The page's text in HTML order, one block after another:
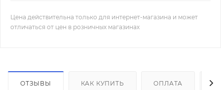
Цена действительна только для интернет-магазина и может
отличаться от цен в розничных магазинах
ОТЗЫВЫ КАК КУПИТЬ ОПЛАТА